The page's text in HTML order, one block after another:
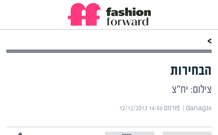
>
הבחירות
צילום: יח"צ
danag36 | ‏ פורסם ‎12/12/2012 14:06